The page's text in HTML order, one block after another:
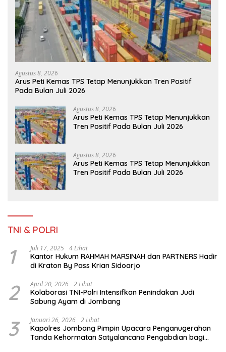
Agustus 8, 2026
Arus Peti Kemas TPS Tetap Menunjukkan Tren Positif
Pada Bulan Juli 2026
Agustus 8, 2026
Arus Peti Kemas TPS Tetap Menunjukkan
Tren Positif Pada Bulan Juli 2026
Agustus 8, 2026
Arus Peti Kemas TPS Tetap Menunjukkan
Tren Positif Pada Bulan Juli 2026
TNI & POLRI
1 Juli 17, 2025 4 Lihat
Kantor Hukum RAHMAH MARSINAH dan PARTNERS Hadir
di Kraton By Pass Krian Sidoarjo
2 April 20, 2026 2 Lihat
Kolaborasi TNI-Polri Intensifkan Penindakan Judi
Sabung Ayam di Jombang
3 Januari 26, 2026 2 Lihat
Kapolres Jombang Pimpin Upacara Penganugerahan
Tanda Kehormatan Satyalancana Pengabdian bagi